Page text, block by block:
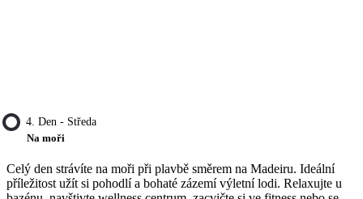
4. Den - Středa
Na moři
Celý den strávíte na moři při plavbě směrem na Madeiru. Ideální
příležitost užít si pohodlí a bohaté zázemí výletní lodi. Relaxujte u